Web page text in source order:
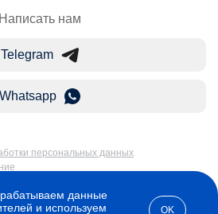
Написать нам
Telegram
Whatsapp
персональных данных
дистанционное образование в России.
данные
и используем
OK